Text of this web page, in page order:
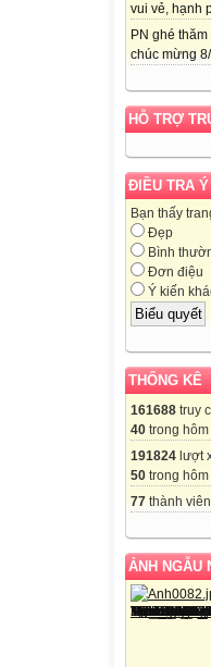
vui vẻ, hạnh
PN ghé
chúc mừng
HỖ TRỢ
ĐIỀU TRA Ý
Bạn thấy
Đẹp
Bình
Đơn điệu
Ý kiến
THỐNG KÊ
161688 truy
40 trong
191824 lượt
50 trong
77 thành viên
ẢNH NGẪU